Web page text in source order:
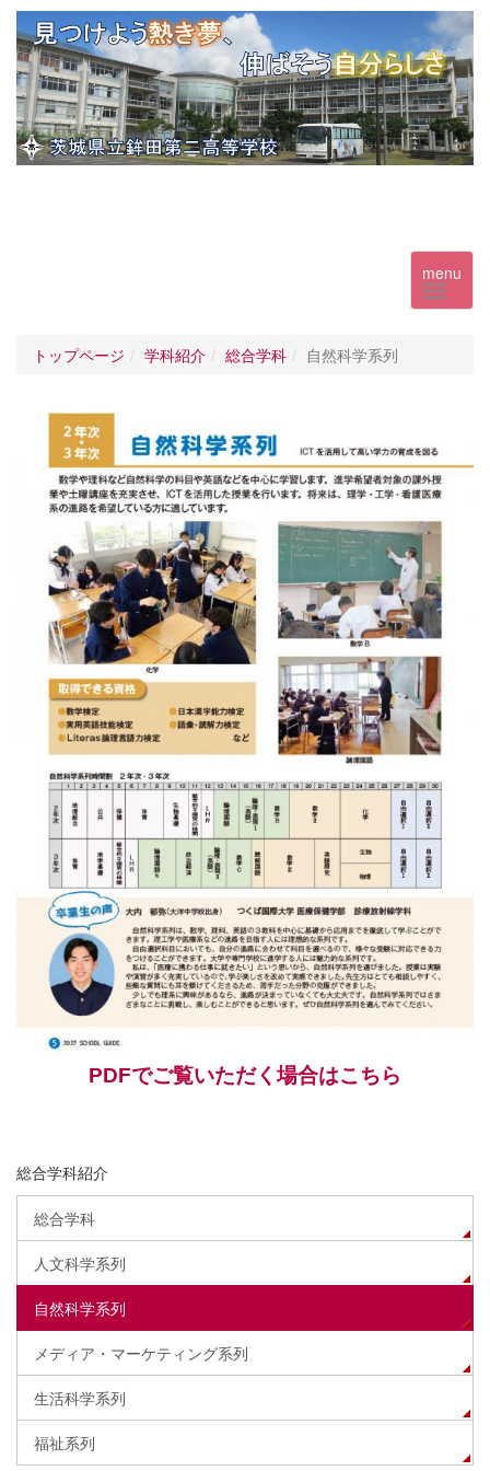
menu
トップページ 学科紹介 総合学科 自然科学系列
PDFでご覧いただく場合はこちら
総合学科紹介
総合学科
人文科学系列
自然科学系列
メディア・マーケティング系列
生活科学系列
福祉系列